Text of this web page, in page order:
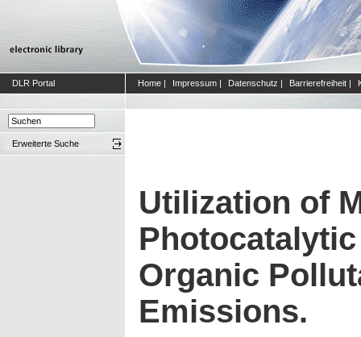
DLR Portal Home | Impressum | Datenschutz | Barrierefreiheit |
Erweiterte Suche
Utilization of
Organic
Emissions.